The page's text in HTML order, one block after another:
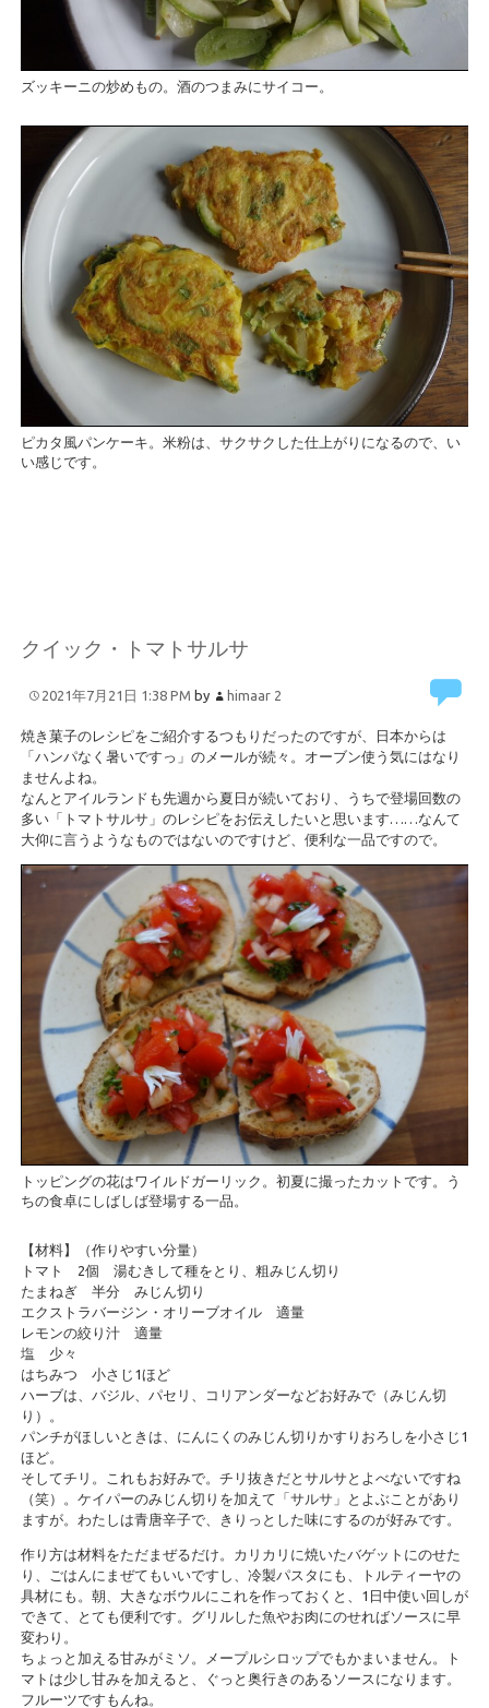
ズッキーニの炒めもの。酒のつまみにサイコー。
ピカタ風パンケーキ。米粉は、サクサクした仕上がりになるので、い
い感じです。
クイック・トマトサルサ
2021年7月21日 1:38 PM by himaar 2
焼き菓子のレシピをご紹介するつもりだったのですが、日本からは
「ハンパなく暑いですっ」のメールが続々。オーブン使う気にはなり
ませんよね。
なんとアイルランドも先週から夏日が続いており、うちで登場回数の
多い「トマトサルサ」のレシピをお伝えしたいと思います……なんて
大仰に言うようなものではないのですけど、便利な一品ですので。
トッピングの花はワイルドガーリック。初夏に撮ったカットです。う
ちの食卓にしばしば登場する一品。
【材料】（作りやすい分量）
トマト 2個 湯むきして種をとり、粗みじん切り
たまねぎ 半分 みじん切り
エクストラバージン・オリーブオイル 適量
レモンの絞り汁 適量
塩 少々
はちみつ 小さじ1ほど
ハーブは、バジル、パセリ、コリアンダーなどお好みで（みじん切
り）。
パンチがほしいときは、にんにくのみじん切りかすりおろしを小さじ1
ほど。
そしてチリ。これもお好みで。チリ抜きだとサルサとよべないですね
（笑）。ケイパーのみじん切りを加えて「サルサ」とよぶことがあり
ますが。わたしは青唐辛子で、きりっとした味にするのが好みです。
作り方は材料をただまぜるだけ。カリカリに焼いたバゲットにのせた
り、ごはんにまぜてもいいですし、冷製パスタにも、トルティーヤの
具材にも。朝、大きなボウルにこれを作っておくと、1日中使い回しが
できて、とても便利です。グリルした魚やお肉にのせればソースに早
変わり。
ちょっと加える甘みがミソ。メープルシロップでもかまいません。ト
マトは少し甘みを加えると、ぐっと奥行きのあるソースになります。
フルーツですもんね。